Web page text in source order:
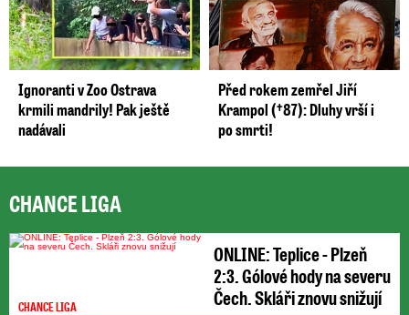
Ignoranti v Zoo Ostrava
krmili mandrily! Pak ještě
nadávali
Před rokem zemřel Jiří
Krampol (†87): Dluhy vrší i
po smrti!
CHANCE LIGA
CHANCE LIGA
ONLINE: Teplice - Plzeň
2:3. Gólové hody na severu
Čech. Skláři znovu snižují